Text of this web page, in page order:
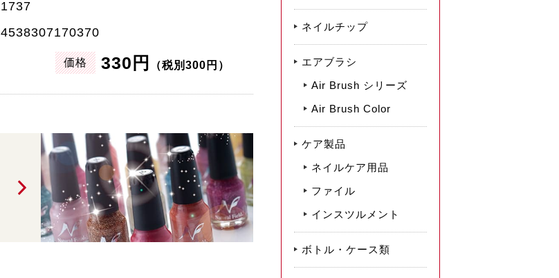
1737
4538307170370
価格 330円 （税別300円）
ネイルチップ
エアブラシ
Air Brush シリーズ
Air Brush Color
ケア製品
ネイルケア用品
ファイル
インスツルメント
ボトル・ケース類